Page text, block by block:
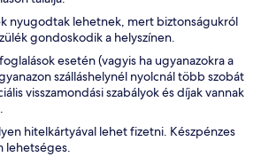
nyugodtak lehetnek, mert biztonságukról
gondoskodik a helyszínen.
esetén (vagyis ha ugyanazokra a
szálláshelynél nyolcnál több szobát
visszamondási szabályok és díjak vannak
hitelkártyával lehet fizetni. Készpénzes
lehetséges.